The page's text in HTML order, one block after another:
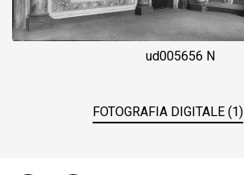
ud005656 N
FOTOGRAFIA DIGITALE (1)